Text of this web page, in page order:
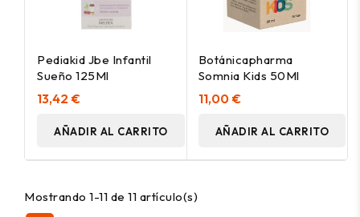
Pediakid Jbe Infantil
Sueño 125Ml
13,42 €
AÑADIR AL CARRITO
Botánicapharma
Somnia Kids 50Ml
11,00 €
AÑADIR AL CARRITO
Mostrando 1-11 de 11 artículo(s)